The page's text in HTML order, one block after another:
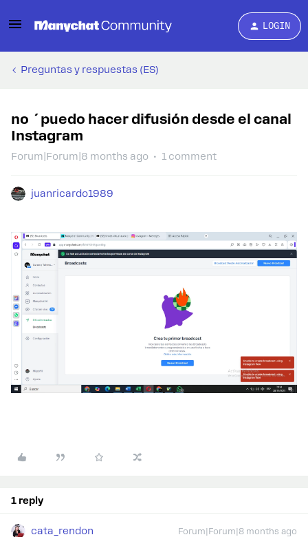
LOGIN
Preguntas y respuestas (ES)
no ´puedo hacer difusión desde el canal
Instagram
Forum|Forum|8 months ago 1 comment
juanricardo1989
1 reply
cata_rendon Forum|Forum|8 months ago